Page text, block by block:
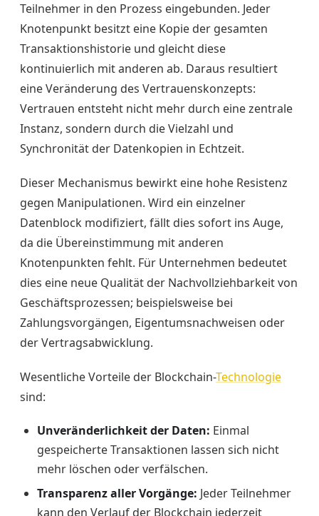
Teilnehmer in den Prozess eingebunden. Jeder
Knotenpunkt besitzt eine Kopie der gesamten
Transaktionshistorie und gleicht diese
kontinuierlich mit anderen ab. Daraus resultiert
eine Veränderung des Vertrauenskonzepts:
Vertrauen entsteht nicht mehr durch eine zentrale
Instanz, sondern durch die Vielzahl und
Synchronität der Datenkopien in Echtzeit.
Dieser Mechanismus bewirkt eine hohe Resistenz
gegen Manipulationen. Wird ein einzelner
Datenblock modifiziert, fällt dies sofort ins Auge,
da die Übereinstimmung mit anderen
Knotenpunkten fehlt. Für Unternehmen bedeutet
dies eine neue Qualität der Nachvollziehbarkeit von
Geschäftsprozessen; beispielsweise bei
Zahlungsvorgängen, Eigentumsnachweisen oder
der Vertragsabwicklung.
Wesentliche Vorteile der Blockchain-Technologie
sind:
Unveränderlichkeit der Daten: Einmal
gespeicherte Transaktionen lassen sich nicht
mehr löschen oder verfälschen.
Transparenz aller Vorgänge: Jeder Teilnehmer
kann den Verlauf der Blockchain jederzeit